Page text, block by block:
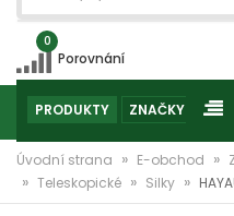
0
Porovnání
PRODUKTY ZNAČKY
Úvodní strana » E-obchod »
» Teleskopické » Silky »